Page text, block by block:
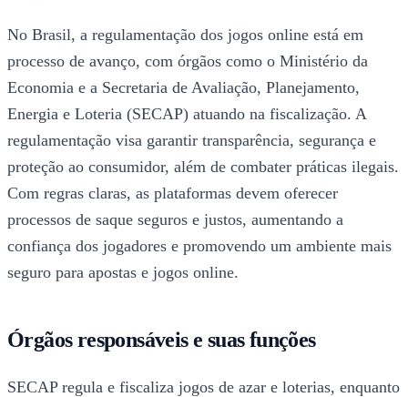
No Brasil, a regulamentação dos jogos online está em
processo de avanço, com órgãos como o Ministério da
Economia e a Secretaria de Avaliação, Planejamento,
Energia e Loteria (SECAP) atuando na fiscalização. A
regulamentação visa garantir transparência, segurança e
proteção ao consumidor, além de combater práticas ilegais.
Com regras claras, as plataformas devem oferecer
processos de saque seguros e justos, aumentando a
confiança dos jogadores e promovendo um ambiente mais
seguro para apostas e jogos online.
Órgãos responsáveis e suas funções
SECAP regula e fiscaliza jogos de azar e loterias, enquanto